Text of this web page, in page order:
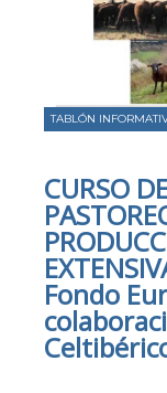
TABLÓN
CURSO
Fondo